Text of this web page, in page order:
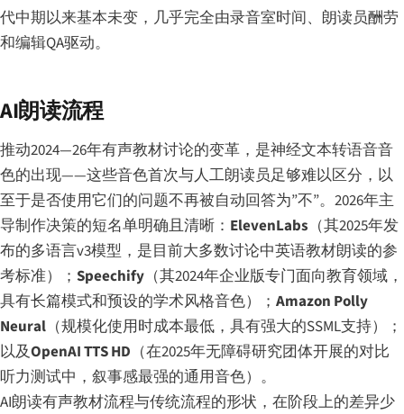
代中期以来基本未变，几乎完全由录音室时间、朗读员酬劳
和编辑QA驱动。
AI朗读流程
推动2024—26年有声教材讨论的变革，是神经文本转语音音
色的出现——这些音色首次与人工朗读员足够难以区分，以
至于是否使用它们的问题不再被自动回答为”不”。2026年主
导制作决策的短名单明确且清晰： ElevenLabs （其2025年发
布的多语言v3模型，是目前大多数讨论中英语教材朗读的参
考标准）； Speechify （其2024年企业版专门面向教育领域，
具有长篇模式和预设的学术风格音色）； Amazon Polly
Neural （规模化使用时成本最低，具有强大的SSML支持）；
以及OpenAI TTS HD （在2025年无障碍研究团体开展的对比
听力测试中，叙事感最强的通用音色）。
AI朗读有声教材流程与传统流程的形状，在阶段上的差异少